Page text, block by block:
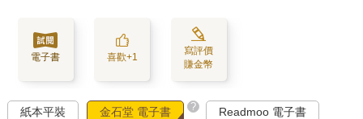
電子書 喜歡+1
寫評價
賺金幣
紙本平裝 金石堂 電子書 ? Readmoo 電子書